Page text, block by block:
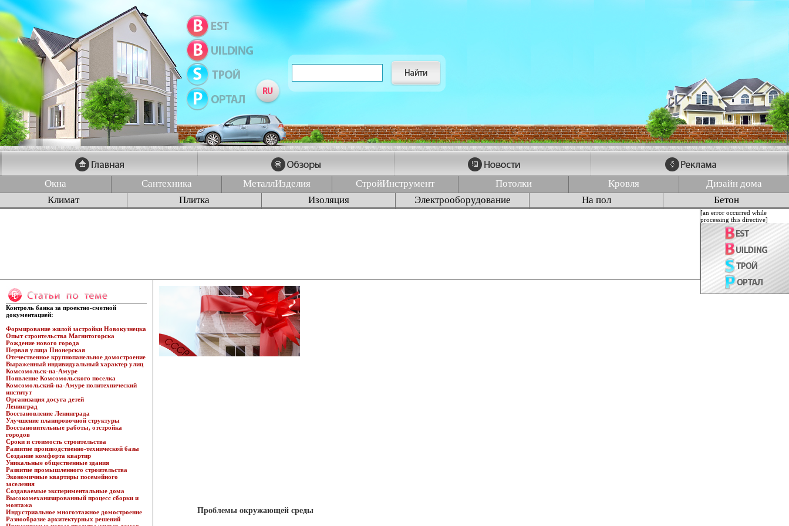
Окна Сантехника МеталлИзделия СтройИнструмент Потолки Кровля
Дизайн дома
Климат
Плитка Изоляция Электрооборудование На пол Бетон
Контроль банка за проектно-сметной
документацией:
Формирование жилой застройки Новокузнецка
Опыт строительства Магнитогорска
Рождение нового города
Первая улица Пионерская
Отечественное крупнопанельное домостроение
Выраженный индивидуальный характер улиц
Комсомольск-на-Амуре
Появление Комсомольского поселка
Комсомольский-на-Амуре политехнический
институт
Организация досуга детей
Ленинград
Восстановление Ленинграда
Улучшение планировочной структуры
Восстановительные работы, отстройка
городов
Сроки и стоимость строительства
Развитие производственно-технической базы
Создание комфорта квартир
Уникальные общественные здания
Развитие промышленного строительства
Экономичные квартиры посемейного
заселения
Создаваемые экспериментальные дома
Высокомеханизированный процесс сборки и
монтажа
Индустриальное многоэтажное домостроение
Разнообразие архитектурных решений
Проблемы окружающей среды
[an error occurred while
processing this directive]